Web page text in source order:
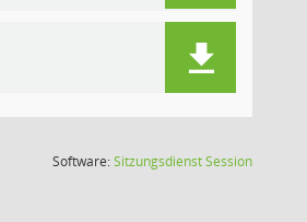
Software:SitzungsdienstSession(Wird in